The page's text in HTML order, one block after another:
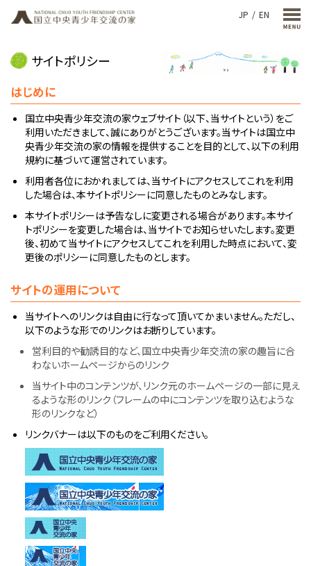
JP EN
サイトポリシー
はじめに
国立中央青少年交流の家ウェブサイト（以下、当サイトという）をご
利用いただきまして、誠にありがとうございます。当サイトは国立中
央青少年交流の家の情報を提供することを目的として、以下の利用
規約に基づいて運営されています。
利用者各位におかれましては、当サイトにアクセスしてこれを利用
した場合は、本サイトポリシーに同意したものとみなします。
本サイトポリシーは予告なしに変更される場合があります。本サイ
トポリシーを変更した場合は、当サイトでお知らせいたします。変更
後、初めて当サイトにアクセスしてこれを利用した時点において、変
更後のポリシーに同意したものとします。
サイトの運用について
当サイトへのリンクは自由に行なって頂いてかまいません。ただし、
以下のような形でのリンクはお断りしています。
営利目的や勧誘目的など、国立中央青少年交流の家の趣旨に合
わないホームページからのリンク
当サイト中のコンテンツが、リンク元のホームページの一部に見え
るような形のリンク（フレームの中にコンテンツを取り込むような
形のリンクなど）
リンクバナーは以下のものをご利用ください。